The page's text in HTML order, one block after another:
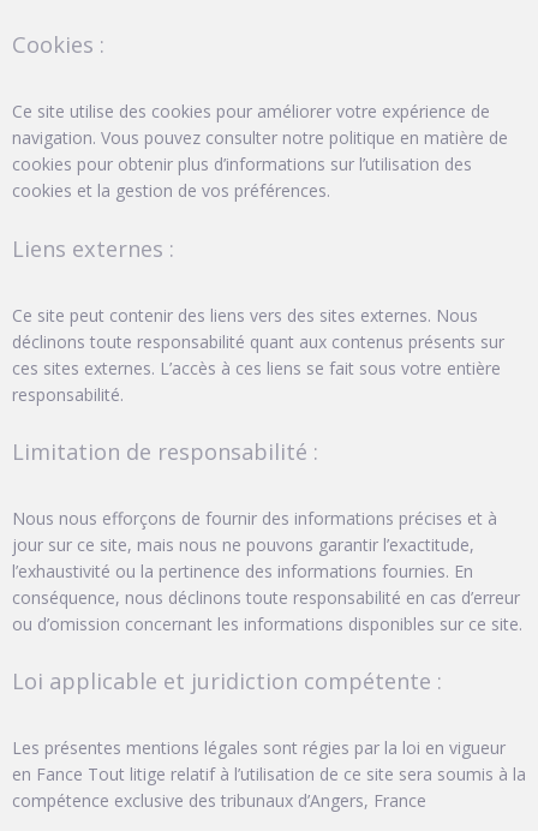
Cookies :
Ce site utilise des cookies pour améliorer votre expérience de
navigation. Vous pouvez consulter notre politique en matière de
cookies pour obtenir plus d’informations sur l’utilisation des
cookies et la gestion de vos préférences.
Liens externes :
Ce site peut contenir des liens vers des sites externes. Nous
déclinons toute responsabilité quant aux contenus présents sur
ces sites externes. L’accès à ces liens se fait sous votre entière
responsabilité.
Limitation de responsabilité :
Nous nous efforçons de fournir des informations précises et à
jour sur ce site, mais nous ne pouvons garantir l’exactitude,
l’exhaustivité ou la pertinence des informations fournies. En
conséquence, nous déclinons toute responsabilité en cas d’erreur
ou d’omission concernant les informations disponibles sur ce site.
Loi applicable et juridiction compétente :
Les présentes mentions légales sont régies par la loi en vigueur
en Fance Tout litige relatif à l’utilisation de ce site sera soumis à la
compétence exclusive des tribunaux d’Angers, France